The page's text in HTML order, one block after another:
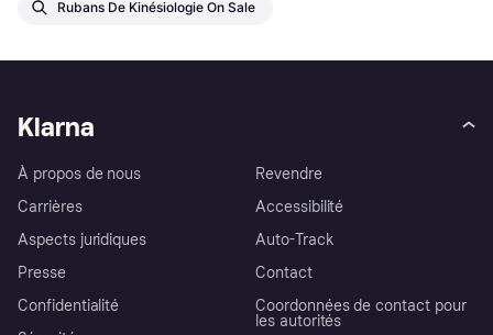
Rubans De Kinésiologie On Sale
Klarna
À propos de nous
Carrières
Aspects juridiques
Presse
Confidentialité
Revendre
Accessibilité
Auto-Track
Contact
Coordonnées de contact pour
les autorités